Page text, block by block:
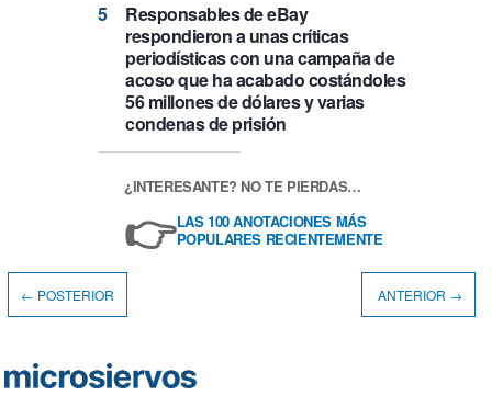
Responsables de eBay
respondieron a unas críticas
periodísticas con una campaña de
acoso que ha acabado costándoles
56 millones de dólares y varias
condenas de prisión
¿INTERESANTE? NO TE PIERDAS…
👉LAS 100 ANOTACIONES MÁS
POPULARES RECIENTEMENTE
← POSTERIOR ANTERIOR →